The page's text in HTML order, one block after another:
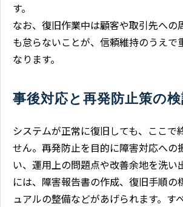
す。
なお、復旧作業中は顧客や取引先への
も怠らないことが、信頼維持のうえで
なります。
事後対応と再発防止策の
システムが正常に復旧しても、ここで
せん。再発防止を目的に障害対応への
い、運用上の問題点や改善余地を洗い
には、障害報告書の作成、復旧手順の
ュアルの整備などがあげられます。す